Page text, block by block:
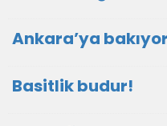
Ankara’ya
Basitlik budur!